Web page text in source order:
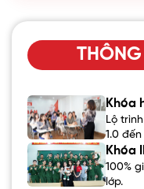
Khóa
Lộ
1.0 đến
Khóa
100%
lớp.